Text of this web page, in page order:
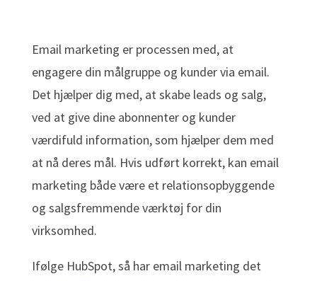
Email marketing er processen med, at
engagere din målgruppe og kunder via email.
Det hjælper dig med, at skabe leads og salg,
ved at give dine abonnenter og kunder
værdifuld information, som hjælper dem med
at nå deres mål. Hvis udført korrekt, kan email
marketing både være et relationsopbyggende
og salgsfremmende værktøj for din
virksomhed.
Ifølge HubSpot, så har email marketing det